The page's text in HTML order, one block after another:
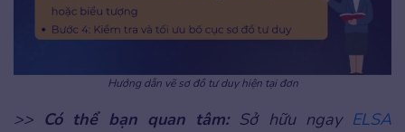
Hướng dẫn vẽ sơ đồ tư duy hiện tại đơn
>> Có thể bạn quan tâm: Sở hữu ngay ELSA